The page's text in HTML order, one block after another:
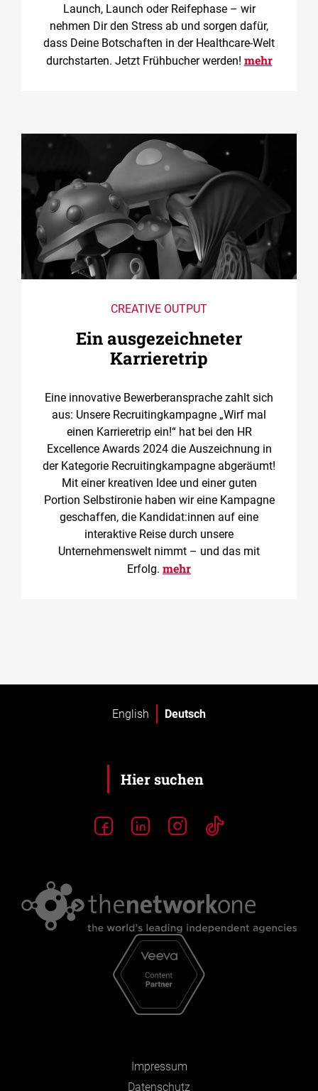
Launch, Launch oder Reifephase – wir
nehmen Dir den Stress ab und sorgen dafür,
dass Deine Botschaften in der Healthcare-Welt
durchstarten. Jetzt Frühbucher werden! mehr
CREATIVE OUTPUT
Ein ausgezeichneter
Karrieretrip
Eine innovative Bewerberansprache zahlt sich
aus: Unsere Recruitingkampagne „Wirf mal
einen Karrieretrip ein!“ hat bei den HR
Excellence Awards 2024 die Auszeichnung in
der Kategorie Recruitingkampagne abgeräumt!
Mit einer kreativen Idee und einer guten
Portion Selbstironie haben wir eine Kampagne
geschaffen, die Kandidat:innen auf eine
interaktive Reise durch unsere
Unternehmenswelt nimmt – und das mit
Erfolg. mehr
English Deutsch
Impressum
Datenschutz